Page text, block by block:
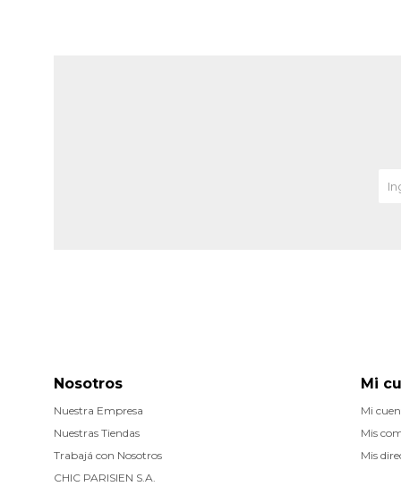
Nosotros
Nuestra Empresa
Nuestras Tiendas
Trabajá con Nosotros
CHIC PARISIEN S.A.
Mi
Mi
Mis
Mis